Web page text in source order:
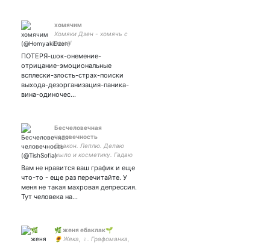
хомячим
Хомяки Дзен - хомячь с
нами!
ПОТЕРЯ-шок-онемение-
отрицание-эмоциональные
всплески-злость-страх-поиски
выхода-дезорганизация-паника-
вина-одиночес…
Бесчеловечная
человечность
Дракон. Леплю. Делаю
мыло и косметику. Гадаю
люблю больше жизни. 5246
0292 0980 5490
Вам не нравится ваш график и еще
что-то - еще раз перечитайте. У
меня не такая махровая депрессия.
Тут человека на…
🌿 женя ебаклак🌱
🌻 Жека, ♀. Графоманка,